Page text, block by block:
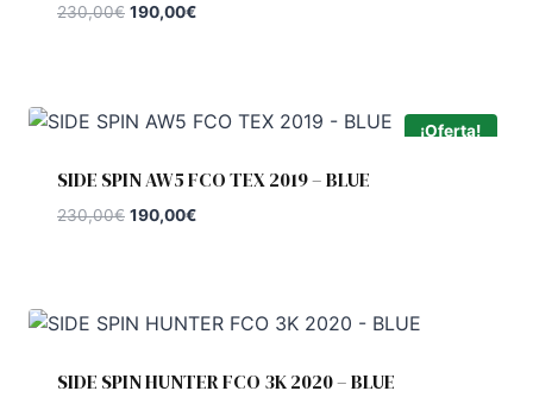
230,00€ El
230,00€.
190,00€El
190,00€.
¡Oferta!
SIDE SPIN AW5 FCO TEX 2019 – BLUE
230,00€ El
230,00€.
190,00€El
190,00€.
SIDE SPIN HUNTER FCO 3K 2020 – BLUE